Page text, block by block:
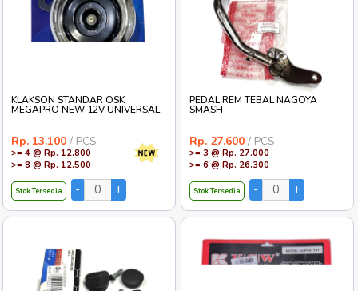
KLAKSON STANDAR OSK
MEGAPRO NEW 12V UNIVERSAL
Rp. 13.100 / PCS
>= 4 @ Rp. 12.800
>= 8 @ Rp. 12.500
Stok Tersedia
PEDAL REM TEBAL NAGOYA
SMASH
Rp. 27.600 / PCS
>= 3 @ Rp. 27.000
>= 6 @ Rp. 26.300
Stok Tersedia